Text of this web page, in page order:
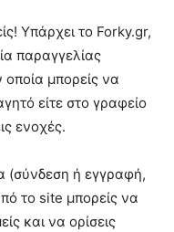
Υπάρχει το Forky.gr,
παραγγελίας
μπορείς να
είτε στο γραφείο
ενοχές.
(σύνδεση ή εγγραφή,
το site μπορείς να
και να ορίσεις